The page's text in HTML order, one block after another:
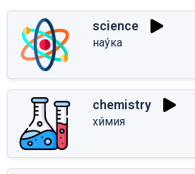
science
нау́ка
chemistry
хи́мия